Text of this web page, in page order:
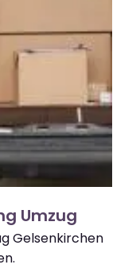
Umzug
Gelsenkirchen